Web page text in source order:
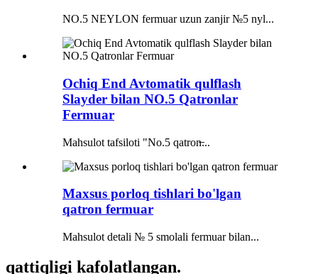
NO.5 NEYLON fermuar uzun zanjir №5 nyl...
Ochiq End Avtomatik qulflash
Slayder bilan NO.5 Qatronlar
Fermuar
Mahsulot tafsiloti "No.5 qatron̶...
Maxsus porloq tishlari bo'lgan
qatron fermuar
Mahsulot detali № 5 smolali fermuar bilan...
qattiqligi kafolatlangan.